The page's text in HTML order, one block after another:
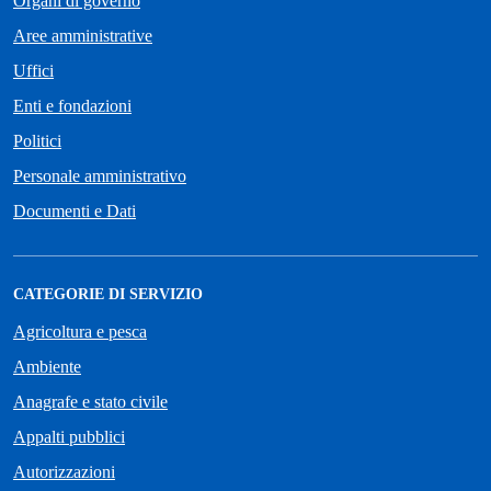
Aree amministrative
Uffici
Enti e fondazioni
Politici
Personale amministrativo
Documenti e Dati
CATEGORIE DI SERVIZIO
Agricoltura e pesca
Ambiente
Anagrafe e stato civile
Appalti pubblici
Autorizzazioni